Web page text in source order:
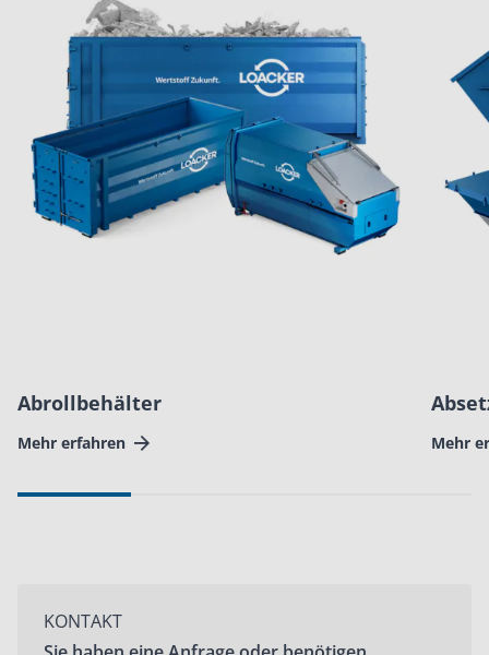
Abrollbehälter
Mehr erfahren Mehr
KONTAKT